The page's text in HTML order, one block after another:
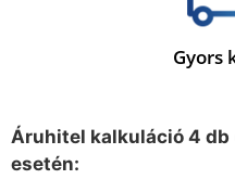
Gyors
Áruhitel kalkuláció 4
esetén: